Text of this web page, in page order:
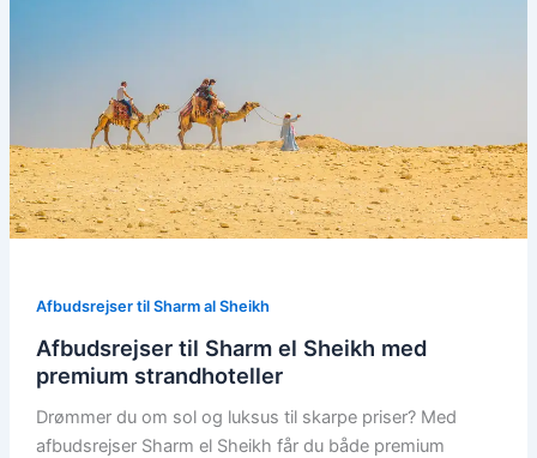
Afbudsrejser til Sharm al Sheikh
Afbudsrejser til Sharm el Sheikh med
premium strandhoteller
Drømmer du om sol og luksus til skarpe priser? Med
afbudsrejser Sharm el Sheikh får du både premium